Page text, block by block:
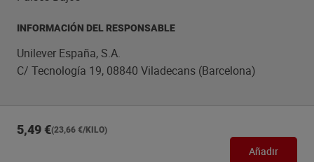
INFORMACIÓN DEL RESPONSABLE
Unilever España, S.A.
C/ Tecnología 19, 08840 Viladecans (Barcelona)
5,49 €(23,66 €/KILO)
Añadir